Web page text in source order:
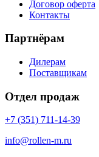
Договор оферта
Контакты
Партнёрам
Дилерам
Поставщикам
Отдел продаж
+7 (351) 711-14-39
info@rollen-m.ru